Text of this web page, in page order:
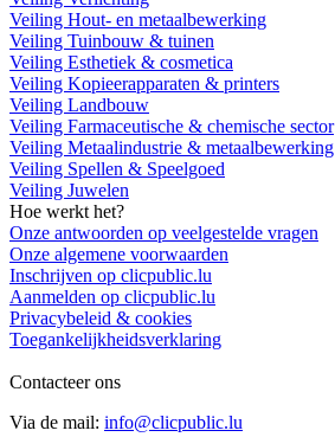
Veiling Hout- en metaalbewerking
Veiling Tuinbouw & tuinen
Veiling Esthetiek & cosmetica
Veiling Kopieerapparaten & printers
Veiling Landbouw
Veiling Farmaceutische & chemische sector
Veiling Metaalindustrie & metaalbewerking
Veiling Spellen & Speelgoed
Veiling Juwelen
Hoe werkt het?
Onze antwoorden op veelgestelde vragen
Onze algemene voorwaarden
Inschrijven op clicpublic.lu
Aanmelden op clicpublic.lu
Privacybeleid & cookies
Toegankelijkheidsverklaring
Contacteer ons
Via de mail: info@clicpublic.lu